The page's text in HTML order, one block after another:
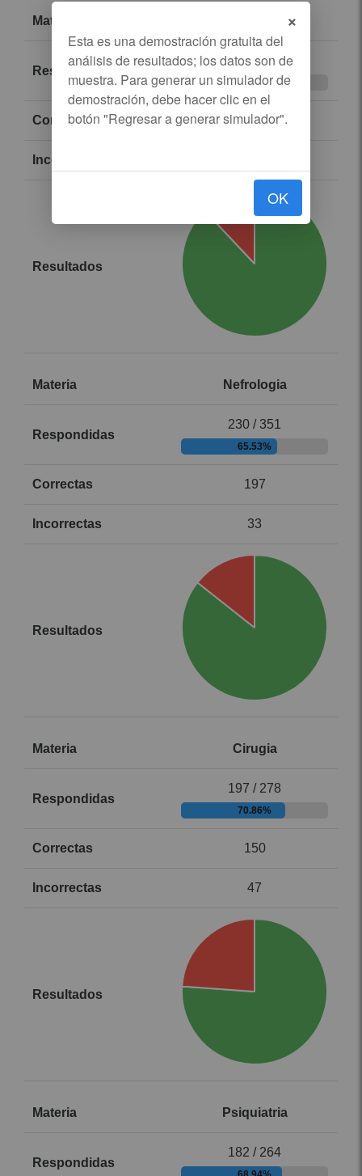
Neumologia
374 / 449
83.30%
329
Nefrologia
230 / 351
65.53%
197
33
Cirugia
197 / 278
70.86%
150
47
Psiquiatria
182 / 264
×
OK